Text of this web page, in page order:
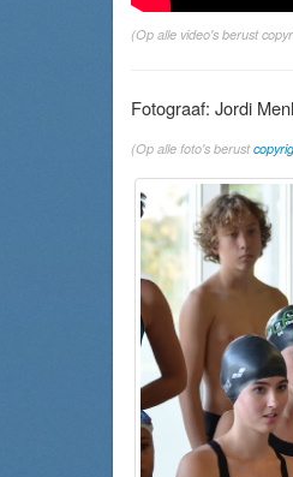
(Op alle video's berust
Fotograaf: Jordi
(Op alle foto's berust